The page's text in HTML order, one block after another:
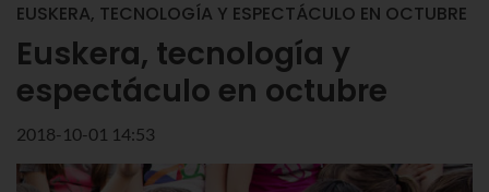
EUSKERA, TECNOLOGÍA Y ESPECTÁCULO EN OCTUBRE
Euskera, tecnología y
espectáculo en octubre
2018-10-01 14:53